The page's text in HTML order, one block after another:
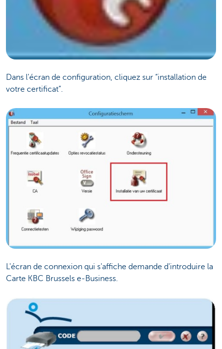
Dans l'écran de configuration, cliquez sur “installation de
votre certificat”.
L'écran de connexion qui s'affiche demande d'introduire la
Carte KBC Brussels e-Business.